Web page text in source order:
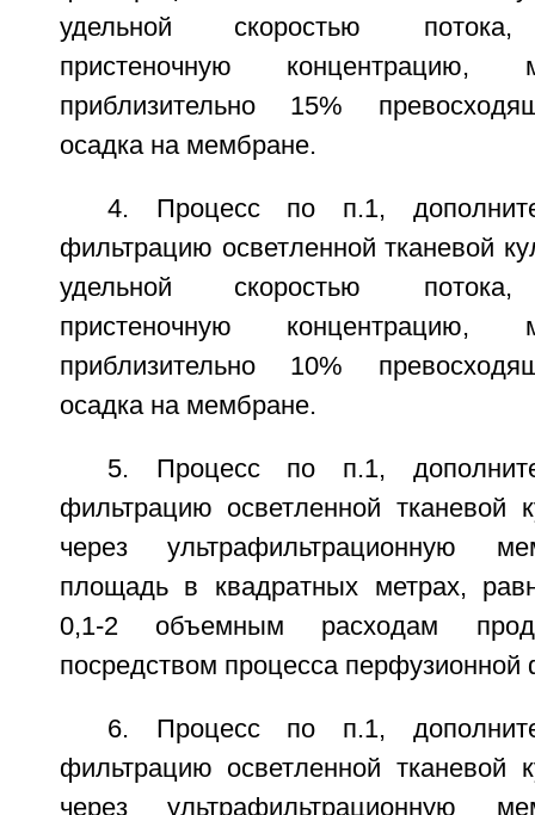
удельной скоростью потока,
пристеночную
приблизительно 15%
осадка на мембране.
4. Процесс по п.1,
фильтрацию осветленной тканевой
удельной скоростью потока,
пристеночную
приблизительно 10%
осадка на мембране.
5. Процесс по п.1,
фильтрацию осветленной тканевой
через ультрафильтрационную
площадь в квадратных метрах,
0,1-2 объемным расходам
посредством процесса
6. Процесс по п.1,
фильтрацию осветленной тканевой
через ультрафильтрационную